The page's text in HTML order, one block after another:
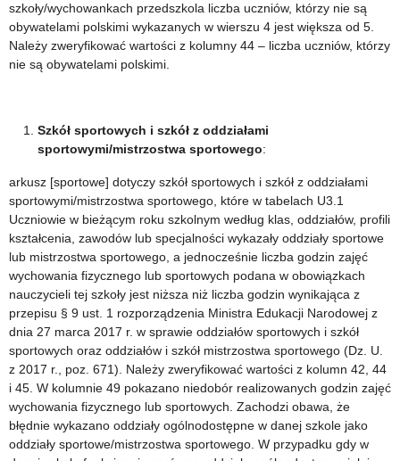
szkoły/wychowankach przedszkola liczba uczniów, którzy nie są
obywatelami polskimi wykazanych w wierszu 4 jest większa od 5.
Należy zweryfikować wartości z kolumny 44 – liczba uczniów, którzy
nie są obywatelami polskimi.
Szkół sportowych i szkół z oddziałami
sportowymi/mistrzostwa sportowego:
arkusz [sportowe] dotyczy szkół sportowych i szkół z oddziałami
sportowymi/mistrzostwa sportowego, które w tabelach U3.1
Uczniowie w bieżącym roku szkolnym według klas, oddziałów, profili
kształcenia, zawodów lub specjalności wykazały oddziały sportowe
lub mistrzostwa sportowego, a jednocześnie liczba godzin zajęć
wychowania fizycznego lub sportowych podana w obowiązkach
nauczycieli tej szkoły jest niższa niż liczba godzin wynikająca z
przepisu § 9 ust. 1 rozporządzenia Ministra Edukacji Narodowej z
dnia 27 marca 2017 r. w sprawie oddziałów sportowych i szkół
sportowych oraz oddziałów i szkół mistrzostwa sportowego (Dz. U.
z 2017 r., poz. 671). Należy zweryfikować wartości z kolumn 42, 44
i 45. W kolumnie 49 pokazano niedobór realizowanych godzin zajęć
wychowania fizycznego lub sportowych. Zachodzi obawa, że
błędnie wykazano oddziały ogólnodostępne w danej szkole jako
oddziały sportowe/mistrzostwa sportowego. W przypadku gdy w